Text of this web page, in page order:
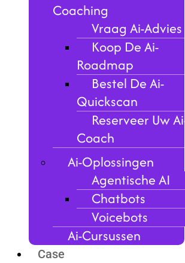
Coaching
Vraag Ai-Advies
Koop De Ai-
Roadmap
Bestel De Ai-
Quickscan
Reserveer Uw Ai-
Coach
Ai-Oplossingen
Agentische AI
Chatbots
Voicebots
Ai-Cursussen
Case